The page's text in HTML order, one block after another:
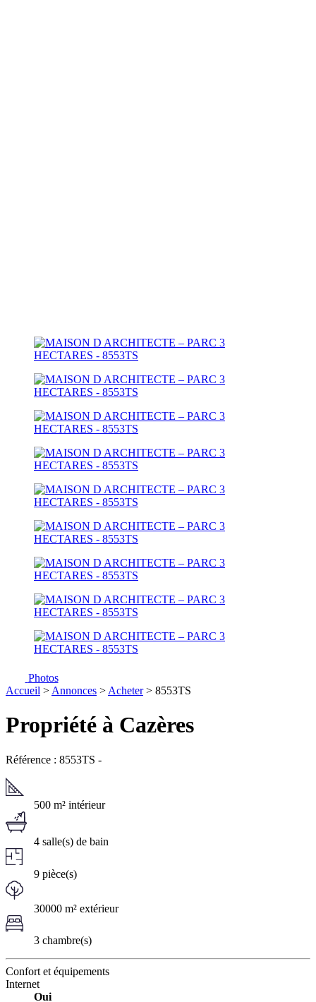
Photos
Accueil > Annonces > Acheter> 8553TS
Propriété à Cazères
Référence : 8553TS -
500 m² intérieur
4 salle(s) de bain
9 pièce(s)
30000 m² extérieur
3 chambre(s)
Confort et équipements
Internet
Oui